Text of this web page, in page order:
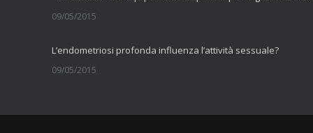
09/05/2015
L’endometriosi profonda influenza l’attività sessuale?
09/05/2015